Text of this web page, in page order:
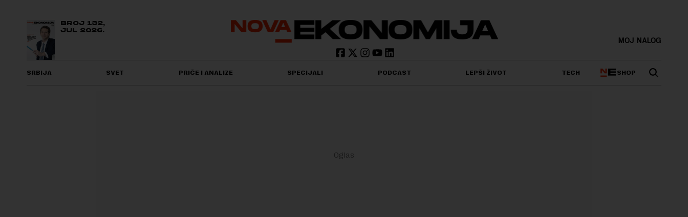
BROJ 132,
JUL 2026.
MOJ NALOG
SRBIJA SVET PRIČE I ANALIZE SPECIJALI PODCAST LEPŠI ŽIVOT TECH SHOP